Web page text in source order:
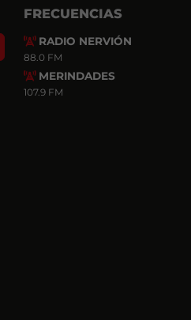
Search
FRECUENCIAS
RADIO NERVIÓN
88.0 FM
MERINDADES
107.9 FM